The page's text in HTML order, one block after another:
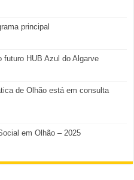
principal
futuro HUB Azul do Algarve
de Olhão está em consulta
em Olhão – 2025